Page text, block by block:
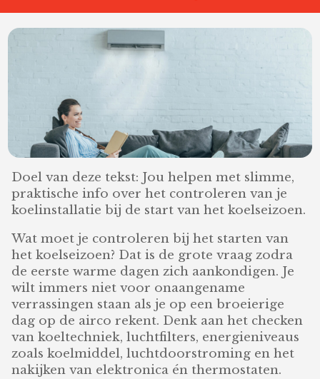
Doel van deze tekst: Jou helpen met slimme,
praktische info over het controleren van je
koelinstallatie bij de start van het koelseizoen.
Wat moet je controleren bij het starten van
het koelseizoen? Dat is de grote vraag zodra
de eerste warme dagen zich aankondigen. Je
wilt immers niet voor onaangename
verrassingen staan als je op een broeierige
dag op de airco rekent. Denk aan het checken
van koeltechniek, luchtfilters, energieniveaus
zoals koelmiddel, luchtdoorstroming en het
nakijken van elektronica én thermostaten.